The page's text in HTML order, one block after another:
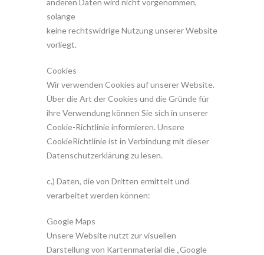
anderen Daten wird nicht vorgenommen,
solange
keine rechtswidrige Nutzung unserer Website
vorliegt.
Cookies
Wir verwenden Cookies auf unserer Website.
Über die Art der Cookies und die Gründe für
ihre Verwendung können Sie sich in unserer
Cookie-Richtlinie informieren. Unsere
CookieRichtlinie ist in Verbindung mit dieser
Datenschutzerklärung zu lesen.
c.) Daten, die von Dritten ermittelt und
verarbeitet werden können:
Google Maps
Unsere Website nutzt zur visuellen
Darstellung von Kartenmaterial die „Google